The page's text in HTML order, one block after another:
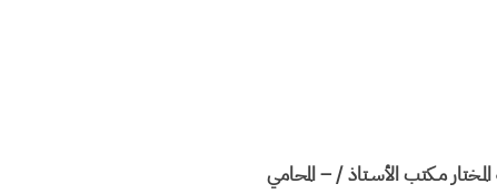
مـكتب الأسـتاذ / – المحامي